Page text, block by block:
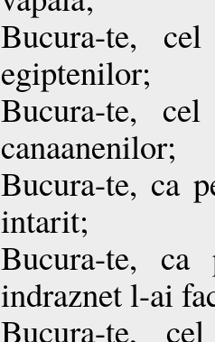
Bucura-te,
egiptenilor;
Bucura-te,
canaanenilor;
Bucura-te, ca
intarit;
Bucura-te,
indraznet l-ai
Bucura-te,